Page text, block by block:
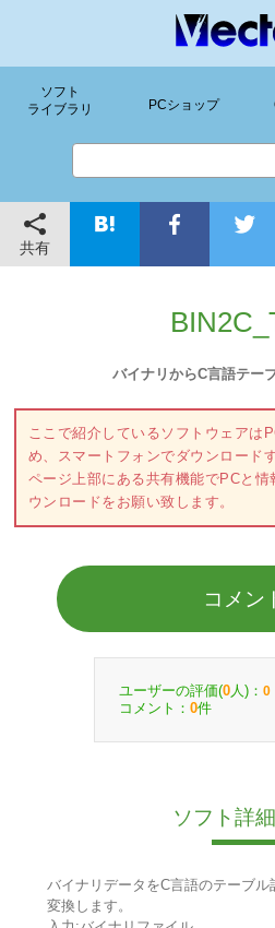
ソフト
ライブラリ
PCショップ
共有
バイナリからC言語テー
ここで紹介しているソフトウェアは
め、スマートフォンでダウンロード
ページ上部にある共有機能でPCと
ウンロードをお願い致します。
コメン
ユーザーの評価(0 人)： 0
コメント： 0件
ソフト詳
バイナリデータをC言語のテーブ
変換します。